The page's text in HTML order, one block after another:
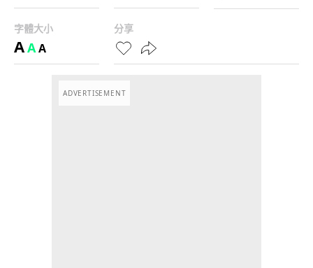
字體大小
AAA
分享
ADVERTISEMENT